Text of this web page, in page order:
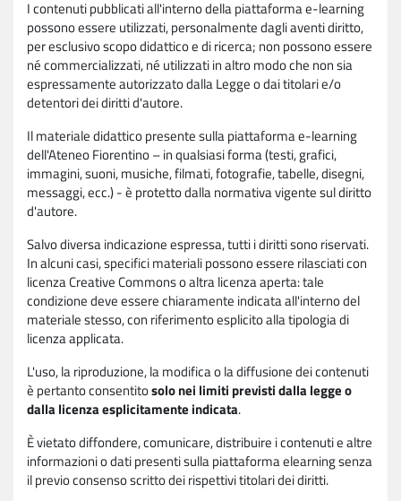
I contenuti pubblicati all'interno della piattaforma e-learning
possono essere utilizzati, personalmente dagli aventi diritto,
per esclusivo scopo didattico e di ricerca; non possono essere
né commercializzati, né utilizzati in altro modo che non sia
espressamente autorizzato dalla Legge o dai titolari e/o
detentori dei diritti d'autore.
Il materiale didattico presente sulla piattaforma e-learning
dell'Ateneo Fiorentino – in qualsiasi forma (testi, grafici,
immagini, suoni, musiche, filmati, fotografie, tabelle, disegni,
messaggi, ecc.) - è protetto dalla normativa vigente sul diritto
d'autore.
Salvo diversa indicazione espressa, tutti i diritti sono riservati.
In alcuni casi, specifici materiali possono essere rilasciati con
licenza Creative Commons o altra licenza aperta: tale
condizione deve essere chiaramente indicata all'interno del
materiale stesso, con riferimento esplicito alla tipologia di
licenza applicata.
L'uso, la riproduzione, la modifica o la diffusione dei contenuti
è pertanto consentitosolo nei limiti previsti dalla legge o
dalla licenza esplicitamente indicata.
È vietato diffondere, comunicare, distribuire i contenuti e altre
informazioni o dati presenti sulla piattaforma elearning senza
il previo consenso scritto dei rispettivi titolari dei diritti.